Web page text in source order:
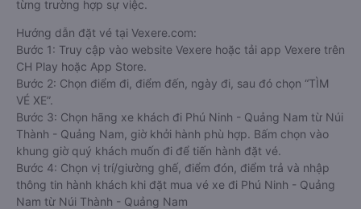
từng trường hợp sự việc.
Hướng dẫn đặt vé tại Vexere.com:
Bước 1: Truy cập vào website Vexere hoặc tải app Vexere trên
CH Play hoặc App Store.
Bước 2: Chọn điểm đi, điểm đến, ngày đi, sau đó chọn “TÌM
VÉ XE”.
Bước 3: Chọn hãng xe khách đi Phú Ninh - Quảng Nam từ Núi
Thành - Quảng Nam, giờ khởi hành phù hợp. Bấm chọn vào
khung giờ quý khách muốn đi để tiến hành đặt vé.
Bước 4: Chọn vị trí/giường ghế, điểm đón, điểm trả và nhập
thông tin hành khách khi đặt mua vé xe đi Phú Ninh - Quảng
Nam từ Núi Thành - Quảng Nam